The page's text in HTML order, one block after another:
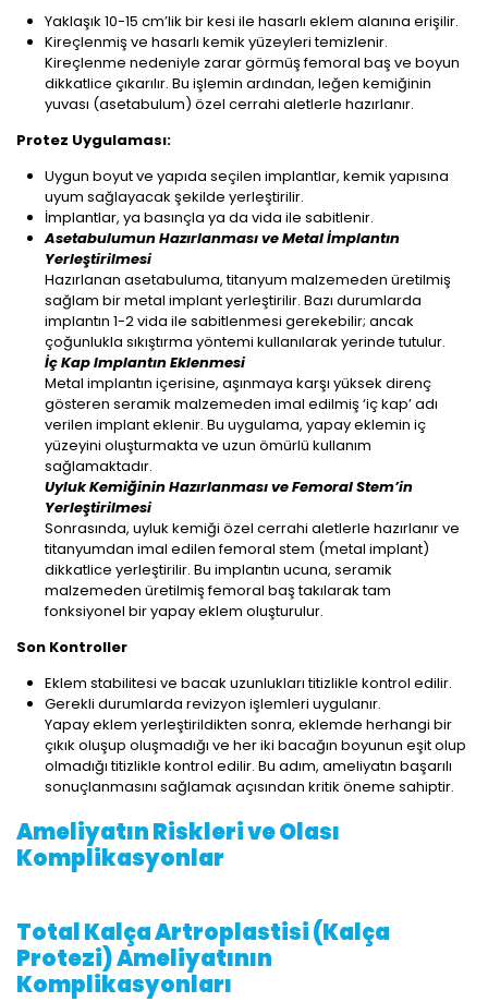
Yaklaşık 10-15 cm’lik bir kesi ile hasarlı eklem alanına erişilir.
Kireçlenmiş ve hasarlı kemik yüzeyleri temizlenir.
Kireçlenme nedeniyle zarar görmüş femoral baş ve boyun
dikkatlice çıkarılır. Bu işlemin ardından, leğen kemiğinin
yuvası (asetabulum) özel cerrahi aletlerle hazırlanır.
Protez Uygulaması:
Uygun boyut ve yapıda seçilen implantlar, kemik yapısına
uyum sağlayacak şekilde yerleştirilir.
İmplantlar, ya basınçla ya da vida ile sabitlenir.
Asetabulumun Hazırlanması ve Metal İmplantın
Yerleştirilmesi
Hazırlanan asetabuluma, titanyum malzemeden üretilmiş
sağlam bir metal implant yerleştirilir. Bazı durumlarda
implantın 1-2 vida ile sabitlenmesi gerekebilir; ancak
çoğunlukla sıkıştırma yöntemi kullanılarak yerinde tutulur.
İç Kap Implantın Eklenmesi
Metal implantın içerisine, aşınmaya karşı yüksek direnç
gösteren seramik malzemeden imal edilmiş ‘iç kap’ adı
verilen implant eklenir. Bu uygulama, yapay eklemin iç
yüzeyini oluşturmakta ve uzun ömürlü kullanım
sağlamaktadır.
Uyluk Kemiğinin Hazırlanması ve Femoral Stem’in
Yerleştirilmesi
Sonrasında, uyluk kemiği özel cerrahi aletlerle hazırlanır ve
titanyumdan imal edilen femoral stem (metal implant)
dikkatlice yerleştirilir. Bu implantın ucuna, seramik
malzemeden üretilmiş femoral baş takılarak tam
fonksiyonel bir yapay eklem oluşturulur.
Son Kontroller
Eklem stabilitesi ve bacak uzunlukları titizlikle kontrol edilir.
Gerekli durumlarda revizyon işlemleri uygulanır.
Yapay eklem yerleştirildikten sonra, eklemde herhangi bir
çıkık oluşup oluşmadığı ve her iki bacağın boyunun eşit olup
olmadığı titizlikle kontrol edilir. Bu adım, ameliyatın başarılı
sonuçlanmasını sağlamak açısından kritik öneme sahiptir.
Ameliyatın Riskleri ve Olası
Komplikasyonlar
Total Kalça Artroplastisi (Kalça
Protezi) Ameliyatının
Komplikasyonları